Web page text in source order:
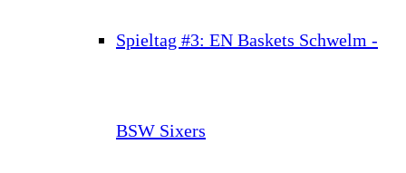
Spieltag #3: EN Baskets Schwelm -
BSW Sixers